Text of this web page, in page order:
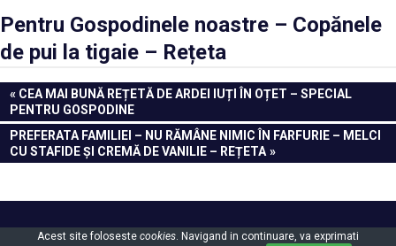
Pentru Gospodinele noastre – Copănele
de pui la tigaie – Rețeta
Navigare
în
articole
PREVIOUS
POST:
CEA MAI BUNĂ REȚETĂ DE ARDEI IUȚI ÎN OȚET – SPECIAL
PENTRU GOSPODINE
NEXT
POST:
PREFERATA FAMILIEI – NU RĂMÂNE NIMIC ÎN FARFURIE – MELCI
CU STAFIDE ȘI CREMĂ DE VANILIE – REȚETA
Powered by WordPressandGridbox.
Acest site foloseste cookies. Navigand in continuare, va exprimati